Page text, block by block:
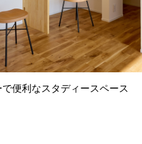
便利なスタディースペース